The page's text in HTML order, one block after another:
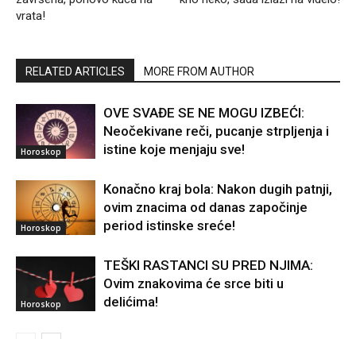
vrata!
RELATED ARTICLES MORE FROM AUTHOR
Horoskop
OVE SVAĐE SE NE MOGU IZBEĆI:
Neočekivane reči, pucanje strpljenja i
istine koje menjaju sve!
Horoskop
Konačno kraj bola: Nakon dugih patnji,
ovim znacima od danas započinje
period istinske sreće!
Horoskop
TEŠKI RASTANCI SU PRED NJIMA:
Ovim znakovima će srce biti u
delićima!